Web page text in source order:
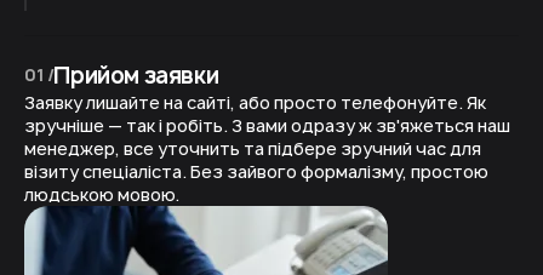
01 /Прийом заявки
Заявку лишайте на сайті, або просто телефонуйте. Як
зручніше — так і робіть. З вами одразу ж зв'яжеться наш
менеджер, все уточнить та підбере зручний час для
візиту спеціаліста. Без зайвого формалізму, простою
людською мовою.